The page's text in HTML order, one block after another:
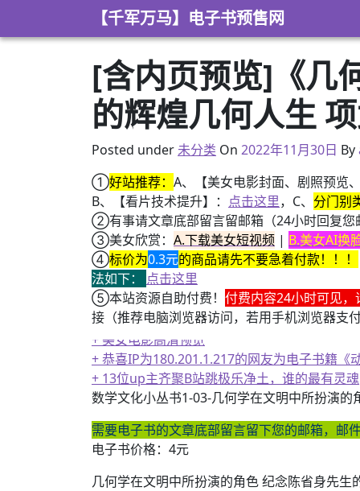
【千军万马】电子书预售网
[含内页预览]《几
的辉煌几何人生
Posted under未分类 On 2022年7月3日
2022年11月30日 By
①好站推荐： A、【美女电影封面、剧照预览
B、【看片技术提升】： 点击这里，C、 分门别
②有事请文章底部留言留邮箱（24小时回复您
③美女欣赏： A.下载美女短视频 | B.美女AI换
④标价为0.3元的商品请先不要急着付款！！！
法如下： 点击这里
⑤本站资源自助付费！ 付费内容24小时可见
接（推荐电脑浏览器访问，若用手机浏览器支
+ 美女电影高清预览
+ 恭喜IP为180.201.1.217的网友为电子书籍《
+ 13位up主齐聚B站跳极乐净土，谁的最有灵魂
+ 恭喜IP为180.201.1.217的网友为电子书籍《
数学文化小丛书1-03-几何学在文明中所扮演的
需要电子书的文章底部留言留下您的邮箱，邮
电子书价格：4元
几何学在文明中所扮演的角色 纪念陈省身先生